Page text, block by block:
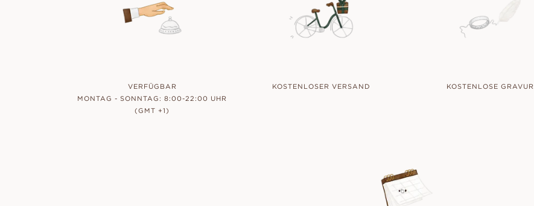
VERFÜGBAR
MONTAG - SONNTAG: 8:00-22:00 UHR
(GMT +1)
KOSTENLOSER VERSAND KOSTENLOSE GRAVUR